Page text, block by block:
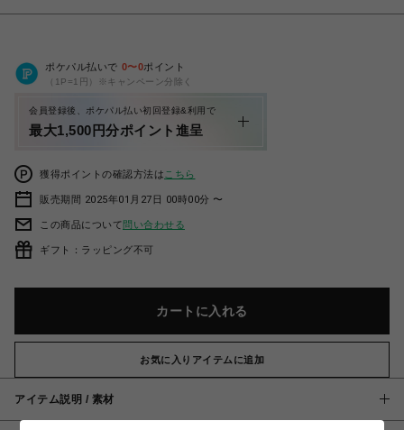
ポケパル払いで 0〜0ポイント
（1P=1円）※キャンペーン分除く
会員登録後、ポケパル払い初回登録&利用で
最大1,500円分ポイント進呈
獲得ポイントの確認方法は こちら
販売期間 2025年01月27日 00時00分 〜
この商品について問い合わせる
ギフト：ラッピング不可
カートに入れる
お気に入りアイテムに追加
アイテム説明 / 素材